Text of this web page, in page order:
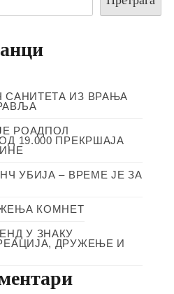
САНИТЕТА ИЗ ВРАЊА
РОАДПОЛ
19.000 ПРЕКРШАЈА
УБИЈА – ВРЕМЕ ЈЕ ЗА
КОМНЕТ
У ЗНАКУ
ДРУЖЕЊЕ И